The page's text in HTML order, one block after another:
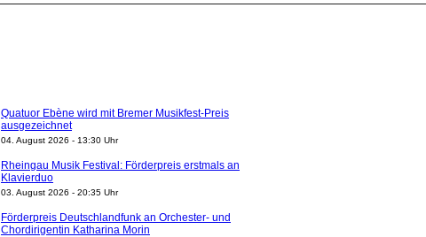
Quatuor Ebène wird mit Bremer Musikfest-Preis
ausgezeichnet
04. August 2026 - 13:30 Uhr
Rheingau Musik Festival: Förderpreis erstmals an
Klavierduo
03. August 2026 - 20:35 Uhr
Förderpreis Deutschlandfunk an Orchester- und
Chordirigentin Katharina Morin